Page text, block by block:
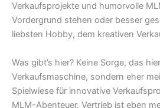
Verkaufsprojekte und humorvolle
Vordergrund stehen oder besser
liebsten Hobby, dem kreativen
Was gibt’s hier? Keine Sorge, das
Verkaufsmaschine, sondern eher
Spielwiese für innovative
MLM-Abenteuer. Vertrieb ist eben